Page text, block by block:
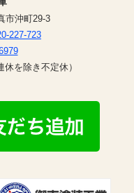
市沖町29-3
227-723
を除き不定休）